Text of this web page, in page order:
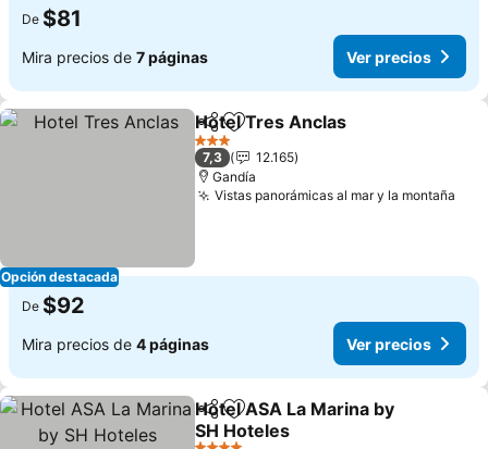
De $81
Mira precios de 7 páginas Ver precios
Opción destacada
CompartirAgregar a favoritos
Hotel Tres Anclas
3 Estrellas
7,3
12.165
Gandía
Vistas panorámicas al mar y la montaña
De $92
Mira precios de 4 páginas Ver precios
CompartirAgregar a favoritos
Hotel ASA La Marina by
SH Hoteles